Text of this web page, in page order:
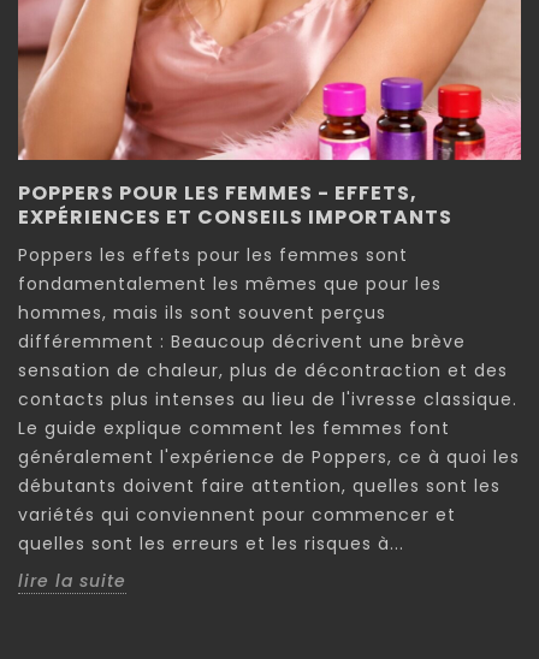
POPPERS POUR LES FEMMES - EFFETS,
EXPÉRIENCES ET CONSEILS IMPORTANTS
Poppers les effets pour les femmes sont
fondamentalement les mêmes que pour les
hommes, mais ils sont souvent perçus
différemment : Beaucoup décrivent une brève
sensation de chaleur, plus de décontraction et des
contacts plus intenses au lieu de l'ivresse classique.
Le guide explique comment les femmes font
généralement l'expérience de Poppers, ce à quoi les
débutants doivent faire attention, quelles sont les
variétés qui conviennent pour commencer et
quelles sont les erreurs et les risques à...
lire la suite